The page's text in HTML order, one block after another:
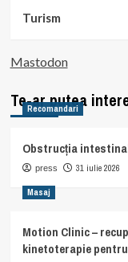
Turism
Mastodon
Te-ar putea
Recomandari
Obstrucția
press 31 iulie 2026
Masaj
Motion Clinic –
kinetoterapie